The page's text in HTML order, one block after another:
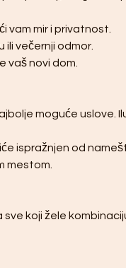
vam mir i privatnost.
večernji odmor.
vaš novi dom.
moguće uslove.
ispražnjen od
mestom.
koji žele